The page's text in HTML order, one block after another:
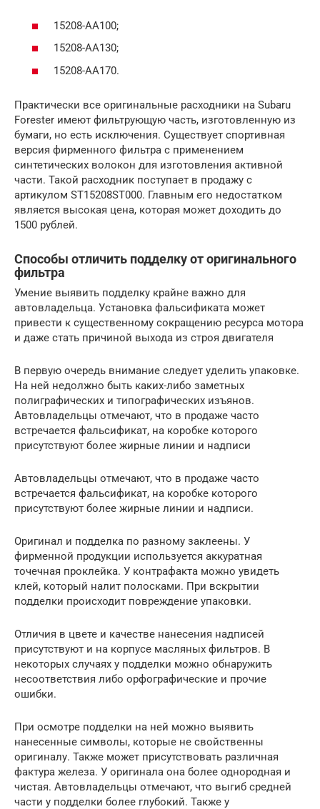
15208-AA100;
15208-AA130;
15208-AA170.
Практически все оригинальные расходники на Subaru
Forester имеют фильтрующую часть, изготовленную из
бумаги, но есть исключения. Существует спортивная
версия фирменного фильтра с применением
синтетических волокон для изготовления активной
части. Такой расходник поступает в продажу с
артикулом ST15208ST000. Главным его недостатком
является высокая цена, которая может доходить до
1500 рублей.
Способы отличить подделку от оригинального
фильтра
Умение выявить подделку крайне важно для
автовладельца. Установка фальсификата может
привести к существенному сокращению ресурса мотора
и даже стать причиной выхода из строя двигателя
В первую очередь внимание следует уделить упаковке.
На ней недолжно быть каких-либо заметных
полиграфических и типографических изъянов.
Автовладельцы отмечают, что в продаже часто
встречается фальсификат, на коробке которого
присутствуют более жирные линии и надписи
Автовладельцы отмечают, что в продаже часто
встречается фальсификат, на коробке которого
присутствуют более жирные линии и надписи.
Оригинал и подделка по разному заклеены. У
фирменной продукции используется аккуратная
точечная проклейка. У контрафакта можно увидеть
клей, который налит полосками. При вскрытии
подделки происходит повреждение упаковки.
Отличия в цвете и качестве нанесения надписей
присутствуют и на корпусе масляных фильтров. В
некоторых случаях у подделки можно обнаружить
несоответствия либо орфографические и прочие
ошибки.
При осмотре подделки на ней можно выявить
нанесенные символы, которые не свойственны
оригиналу. Также может присутствовать различная
фактура железа. У оригинала она более однородная и
чистая. Автовладельцы отмечают, что выгиб средней
части у подделки более глубокий. Также у